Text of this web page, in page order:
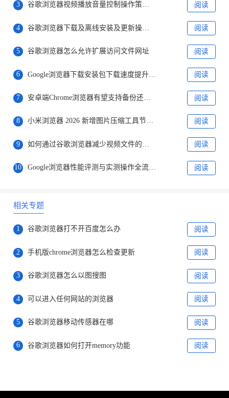
3 谷歌浏览器视频播放音量控制操作策略分析 阅读
4 谷歌浏览器下载及离线安装及更新操作教程 阅读
5 谷歌浏览器怎么允许扩展访问文件网址 阅读
6 Google浏览器下载安装包下载速度提升工具推荐 阅读
7 安卓端Chrome浏览器有望支持备份还原Web应用 阅读
8 小米浏览器 2026 新增图片压缩工具节省本地存储空间 阅读
9 阅读
10 Google浏览器性能评测与实测操作全流程技巧解析 阅读
相关专题
1 谷歌浏览器打不开百度怎么办 阅读
2 手机版chrome浏览器怎么检查更新 阅读
3 谷歌浏览器怎么以图搜图 阅读
4 可以进入任何网站的浏览器 阅读
5 谷歌浏览器移动传感器在哪 阅读
6 谷歌浏览器如何打开memory功能 阅读